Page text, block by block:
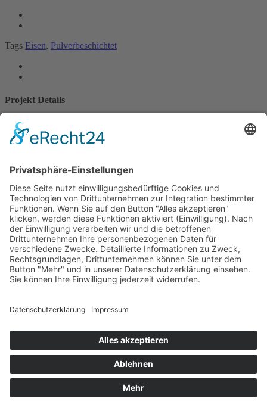
Tags Eisen, Pulverbeschichtet
Projekt Details
weiter
Kontakt
Meisterbetrieb Metallbau Manuel Pawel
86668 Karlshuld
Telefon: +49 (0)176 58699916
E-Mail:info@metallbau-pawel.de
Projekte